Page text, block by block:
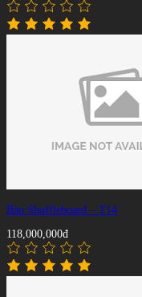
Bàn Shuffleboard – T14
118,000,000đ